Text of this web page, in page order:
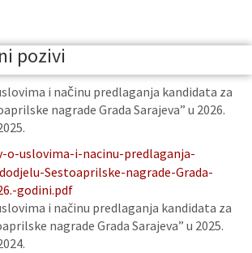
pozivi
i načinu predlaganja kandidata za
nagrade Grada Sarajeva” u 2026.
o-uslovima-i-nacinu-predlaganja-
Sestoaprilske-nagrade-Grada-
godini.pdf
i načinu predlaganja kandidata za
nagrade Grada Sarajeva” u 2025.